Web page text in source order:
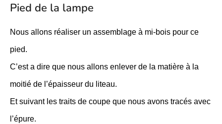
Pied de la lampe
Nous allons réaliser un assemblage à mi-bois pour ce
pied.
C’est a dire que nous allons enlever de la matière à la
moitié de l’épaisseur du liteau.
Et suivant les traits de coupe que nous avons tracés avec
l’épure.